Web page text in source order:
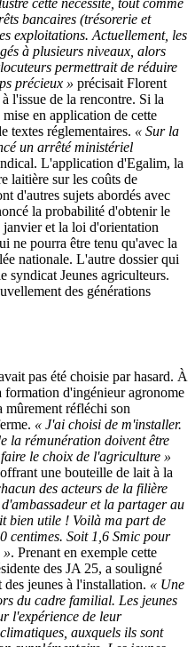
bancaires (trésorerie et
exploitations. Actuellement, les
à plusieurs niveaux, alors
permettrait de réduire
précieux » précisait Florent
l'issue de la rencontre. Si la
en application de cette
textes réglementaires. « Sur la
un arrêté ministériel
L'application d'Egalim, la
laitière sur les coûts de
d'autres sujets abordés avec
la probabilité d'obtenir le
et la loi d'orientation
ne pourra être tenu qu'avec la
nationale. L'autre dossier qui
syndicat Jeunes agriculteurs.
des générations
pas été choisie par hasard. À
formation d'ingénieur agronome
mûrement réfléchi son
« J'ai choisi de m'installer.
la rémunération doivent être
le choix de l'agriculture »
une bouteille de lait à la
des acteurs de la filière
et la partager au
bien utile ! Voilà ma part de
centimes. Soit 1,6 Smic pour
». Prenant en exemple cette
des JA 25, a souligné
jeunes à l'installation. « Une
du cadre familial. Les jeunes
l'expérience de leur
auxquels ils sont